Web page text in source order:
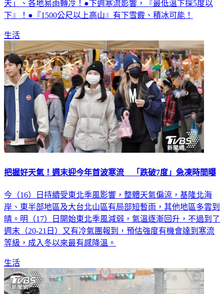
天」、各地易雨轉冷！●下週寒流影響，『最低溫下探5度以
下』！●『1500公尺以上高山』有下雪霰、積冰可能！
生活
把握好天氣！週末迎今年首波寒流 「跌破7度」急凍時間曝
今（16）日持續受東北季風影響，整體天氣偏涼，基隆北海
岸、東半部地區及大台北山區有局部短暫雨，其他地區多雲到
晴。明（17）日開始東北季風減弱，氣溫逐漸回升，不過到了
週末（20-21日）又有冷氣團報到，預估強度有機會達到寒流
等級，成入冬以來最有感降溫。
生活